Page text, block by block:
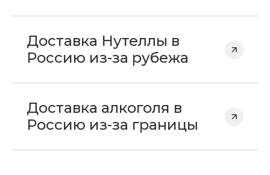
Доставка Нутеллы в
Россию из-за рубежа
Доставка алкоголя в
Россию из-за границы